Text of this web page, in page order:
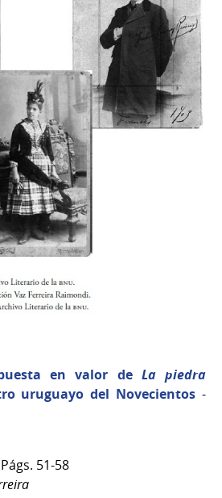
en valor de La piedra
uruguayo del Novecientos -
51-58